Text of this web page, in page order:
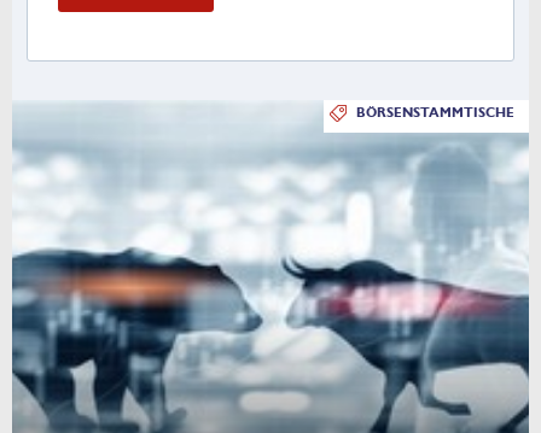
BÖRSENSTAMMTISCHE